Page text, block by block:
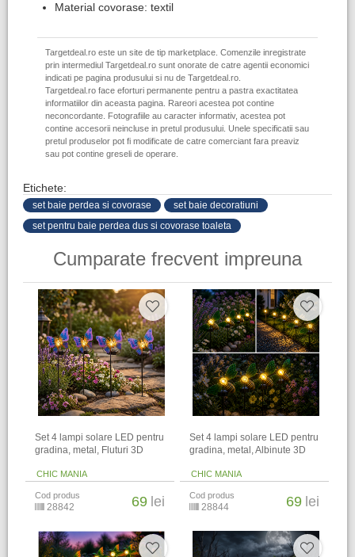
Material covorase: textil
Targetdeal.ro este un site de tip marketplace. Comenzile inregistrate
prin intermediul Targetdeal.ro sunt onorate de catre agentii economici
indicati pe pagina produsului si nu de Targetdeal.ro.
Targetdeal.ro face eforturi permanente pentru a pastra exactitatea
informatiilor din aceasta pagina. Rareori acestea pot contine
neconcordante. Fotografiile au caracter informativ, acestea pot
contine accesorii neincluse in pretul produsului. Unele specificatii sau
pretul produselor pot fi modificate de catre comerciant fara preaviz
sau pot contine greseli de operare.
Etichete:
set baie perdea si covorase
set baie decoratiuni
set pentru baie perdea dus si covorase toaleta
Cumparate frecvent impreuna
Set 4 lampi solare LED pentru
gradina, metal, Fluturi 3D
CHIC MANIA
Cod produs
28842 69 lei
Set 4 lampi solare LED pentru
gradina, metal, Albinute 3D
CHIC MANIA
Cod produs
28844 69 lei